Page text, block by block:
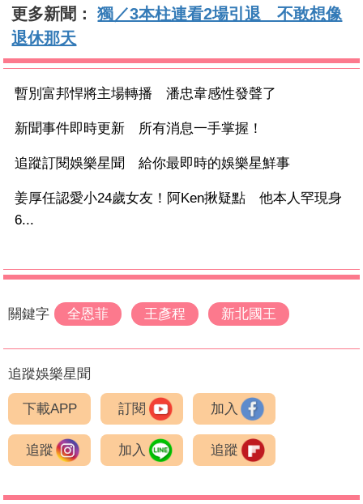
更多新聞：獨／3本柱連看2場引退 不敢想像
退休那天
暫別富邦悍將主場轉播 潘忠韋感性發聲了
新聞事件即時更新 所有消息一手掌握！
追蹤訂閱娛樂星聞 給你最即時的娛樂星鮮事
姜厚任認愛小24歲女友！阿Ken揪疑點 他本人罕現身
6...
關鍵字 全恩菲 王彥程 新北國王
追蹤娛樂星聞
下載APP 訂閱 加入
追蹤 加入 追蹤